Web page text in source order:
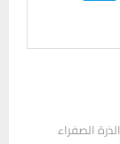
الصفراء